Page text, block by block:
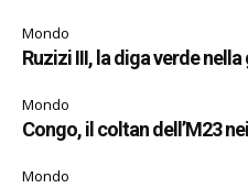
Mondo
Ruzizi III, la diga verde
Mondo
Congo, il coltan dell’M23
Mondo